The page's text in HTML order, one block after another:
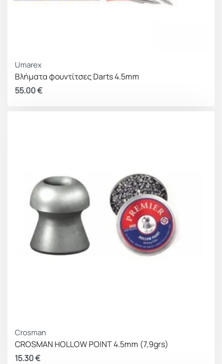
Umarex
Βλήματα φουντίτσες Darts 4.5mm
55.00€
Crosman
CROSMAN HOLLOW POINT 4.5mm (7,9grs)
15.30€